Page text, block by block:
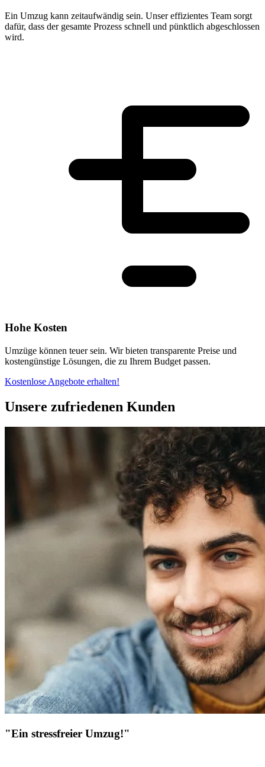
Ein Umzug kann zeitaufwändig sein. Unser effizientes Team sorgt
dafür, dass der gesamte Prozess schnell und pünktlich abgeschlossen
wird.
Hohe Kosten
Umzüge können teuer sein. Wir bieten transparente Preise und
kostengünstige Lösungen, die zu Ihrem Budget passen.
Kostenlose Angebote erhalten!
Unsere zufriedenen Kunden
"Ein stressfreier Umzug!"